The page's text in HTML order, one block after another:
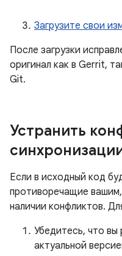
Загрузите свои
После загрузки
оригинал как в Gerrit,
Git.
Устранить
Если в исходный код
противоречащие
наличии конфликтов.
Убедитесь, что
актуальной